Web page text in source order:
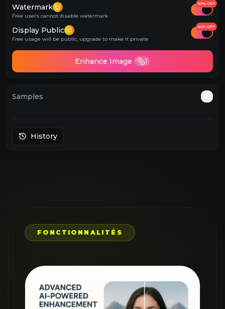
Watermark
Free users cannot disable watermark
50% OFF
Display Public
Free usage will be public, upgrade to make it private
50% OFF
Enhance Image 1
Samples
History
FONCTIONNALITÉS